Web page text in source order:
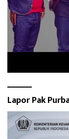
Lapor Pak